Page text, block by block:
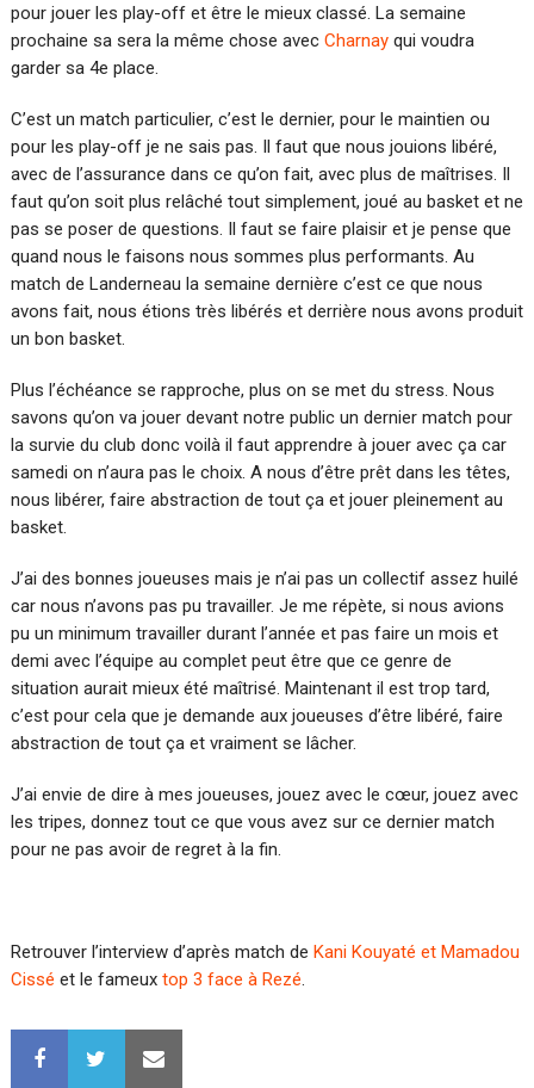
pour jouer les play-off et être le mieux classé. La semaine
prochaine sa sera la même chose avec Charnayqui voudra
garder sa 4e place.
C’est un match particulier, c’est le dernier, pour le maintien ou
pour les play-off je ne sais pas. Il faut que nous jouions libéré,
avec de l’assurance dans ce qu’on fait, avec plus de maîtrises. Il
faut qu’on soit plus relâché tout simplement, joué au basket et ne
pas se poser de questions. Il faut se faire plaisir et je pense que
quand nous le faisons nous sommes plus performants. Au
match de Landerneau la semaine dernière c’est ce que nous
avons fait, nous étions très libérés et derrière nous avons produit
un bon basket.
Plus l’échéance se rapproche, plus on se met du stress. Nous
savons qu’on va jouer devant notre public un dernier match pour
la survie du club donc voilà il faut apprendre à jouer avec ça car
samedi on n’aura pas le choix. A nous d’être prêt dans les têtes,
nous libérer, faire abstraction de tout ça et jouer pleinement au
basket.
J’ai des bonnes joueuses mais je n’ai pas un collectif assez huilé
car nous n’avons pas pu travailler. Je me répète, si nous avions
pu un minimum travailler durant l’année et pas faire un mois et
demi avec l’équipe au complet peut être que ce genre de
situation aurait mieux été maîtrisé. Maintenant il est trop tard,
c’est pour cela que je demande aux joueuses d’être libéré, faire
abstraction de tout ça et vraiment se lâcher.
J’ai envie de dire à mes joueuses, jouez avec le cœur, jouez avec
les tripes, donnez tout ce que vous avez sur ce dernier match
pour ne pas avoir de regret à la fin.
Retrouver l’interview d’après match de Kani Kouyaté et Mamadou
Cissé et le fameux top 3 face à Rezé.